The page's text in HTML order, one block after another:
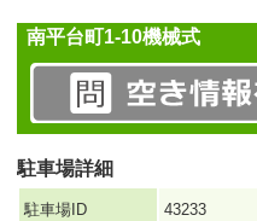
南平台町1-10機械式
駐車場詳細
駐車場ID 43233